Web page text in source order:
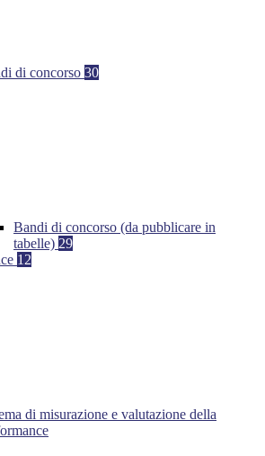
di concorso 30
Bandi di concorso (da pubblicare in
tabelle) 29
12
di misurazione e valutazione della